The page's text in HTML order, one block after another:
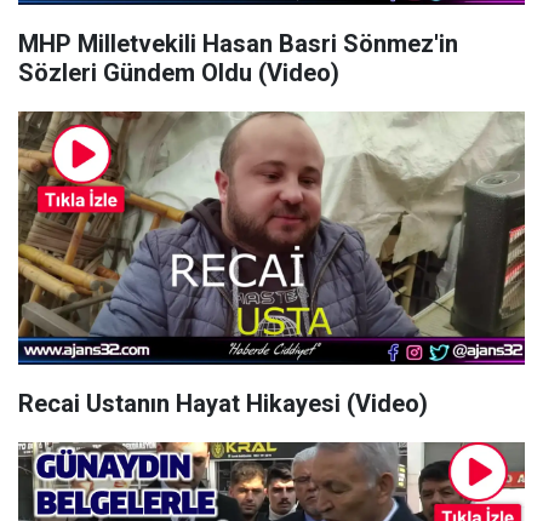
MHP Milletvekili Hasan Basri Sönmez'in
Sözleri Gündem Oldu (Video)
Recai Ustanın Hayat Hikayesi (Video)